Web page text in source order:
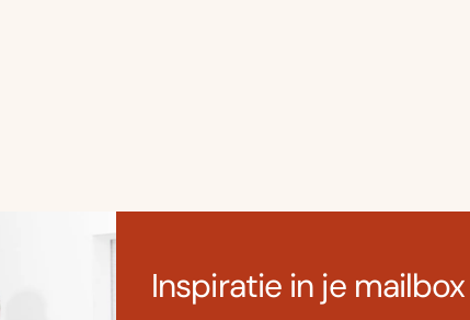
Inspiratie in je mailbox